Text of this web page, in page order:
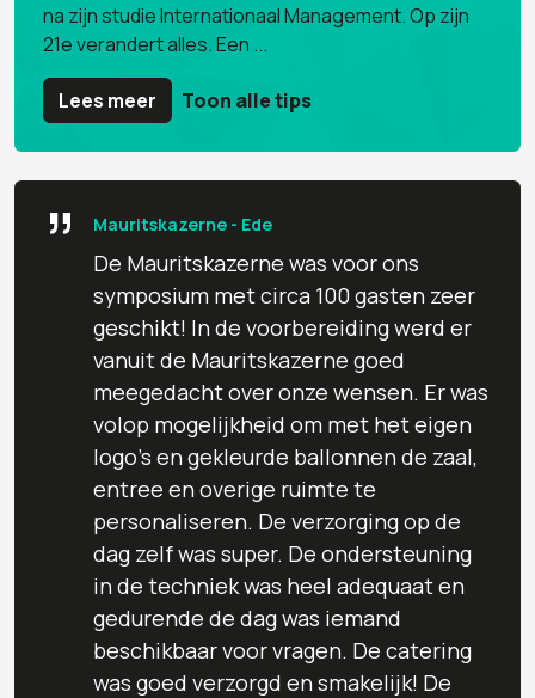
na zijn studie Internationaal Management. Op zijn
21e verandert alles. Een ...
Lees meer Toon alle tips
” Mauritskazerne - Ede
De Mauritskazerne was voor ons
symposium met circa 100 gasten zeer
geschikt! In de voorbereiding werd er
vanuit de Mauritskazerne goed
meegedacht over onze wensen. Er was
volop mogelijkheid om met het eigen
logo's en gekleurde ballonnen de zaal,
entree en overige ruimte te
personaliseren. De verzorging op de
dag zelf was super. De ondersteuning
in de techniek was heel adequaat en
gedurende de dag was iemand
beschikbaar voor vragen. De catering
was goed verzorgd en smakelijk! De